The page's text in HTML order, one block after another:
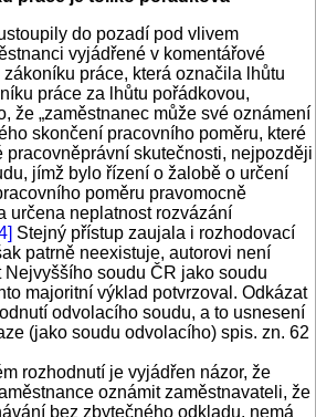
do pozadí pod vlivem
vyjádřené v komentářové
zákoníku práce, která označila lhůtu
práce za lhůtu pořádkovou,
že „zaměstnanec může své oznámení
skončení pracovního poměru, které
pracovněprávní skutečnosti, nejpozději
jímž bylo řízení o žalobě o určení
poměru pravomocně
určena neplatnost rozvázání
Stejný přístup zaujala i rozhodovací
patrně neexistuje, autorovi není
soudu ČR jako soudu
majoritní výklad potvrzoval. Odkázat
odvolacího soudu, a to usnesení
(jako soudu odvolacího) spis. zn. 62
rozhodnutí je vyjádřen názor, že
oznámit zaměstnavateli, že
bez zbytečného odkladu, nemá